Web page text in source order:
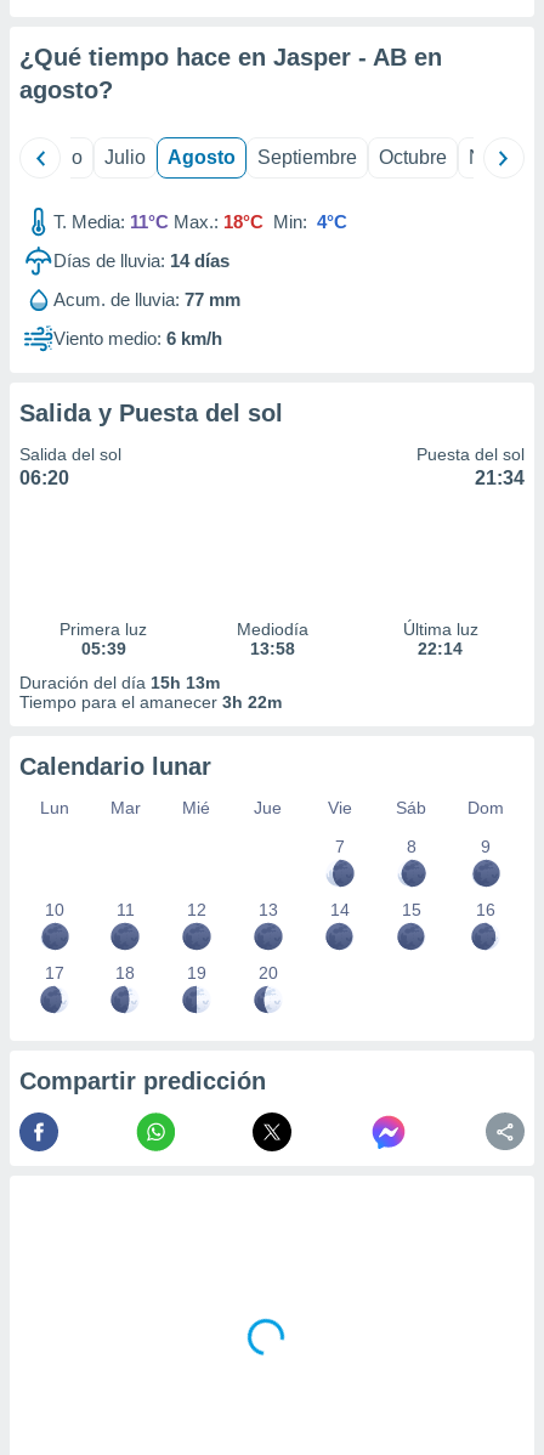
e
de
¿Qué tiempo hace en Jasper - AB en
agosto?
Junio Julio Agosto Septiembre Octubre
T. Media: 11°C Max.: 18°C Min: 4°C
Días de lluvia: 14días
Acum. de lluvia: 77 mm
Viento medio: 6 km/h
Salida y Puesta del sol
Salida del sol
06:20
Puesta del sol
21:34
Primera luz
05:39
Mediodía
13:58
Última luz
22:14
Duración del día 15h 13m
Tiempo para el amanecer 3h 22m
Calendario lunar
Lun Mar Mié Jue Vie Sáb
Dom
7
8 9
10 11 12 13 14 15 16
17 18 19 20
Compartir predicción